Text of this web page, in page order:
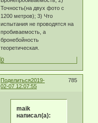
Точность(на двух фото с
1200 метров); 3) Что
испытания не проводятся на
пробиваемость, а
бронебойность
теоретическая.
0
Поделиться 785
2019-
02-07 12:07:55
maik
написал(а):